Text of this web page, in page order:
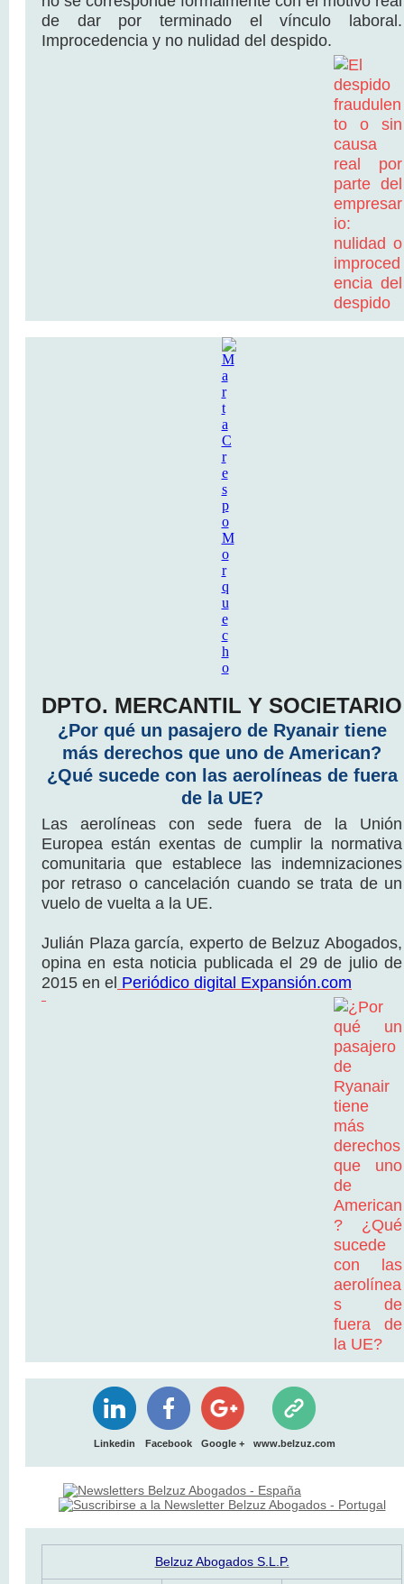
de dar por terminado el vínculo laboral.
Improcedencia y no nulidad del despido.
DPTO. MERCANTIL Y SOCIETARIO
¿Por qué un pasajero de Ryanair tiene
más derechos que uno de American?
¿Qué sucede con las aerolíneas de fuera
de la UE?
Las aerolíneas con sede fuera de la Unión
Europea están exentas de cumplir la normativa
comunitaria que establece las indemnizaciones
por retraso o cancelación cuando se trata de un
vuelo de vuelta a la UE.
Julián Plaza garcía, experto de Belzuz Abogados,
opina en esta noticia publicada el 29 de julio de
2015 en el Periódico digital Expansión.com
Linkedin Facebook Google + www.belzuz.com
Belzuz Abogados S.L.P.